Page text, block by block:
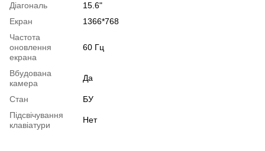
Діагональ
15.6"
Екран
1366*768
Частота
оновлення
екрана
60 Гц
Вбудована
камера
Да
Стан
БУ
Підсвічування
клавіатури
Нет